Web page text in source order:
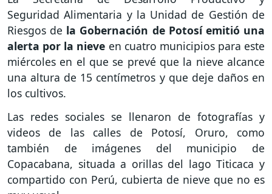
Seguridad Alimentaria y la Unidad de Gestión de
Riesgos de la Gobernación de Potosí emitió una
alerta por la nieve en cuatro municipios para este
miércoles en el que se prevé que la nieve alcance
una altura de 15 centímetros y que deje daños en
los cultivos.
Las redes sociales se llenaron de fotografías y
videos de las calles de Potosí, Oruro, como
también de imágenes del municipio de
Copacabana, situada a orillas del lago Titicaca y
compartido con Perú, cubierta de nieve que no es